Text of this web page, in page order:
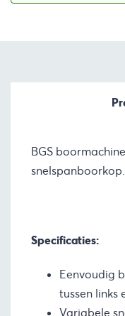
BGS
snelspanboorkop.
Specificaties:
Eenvoudig
tussen links